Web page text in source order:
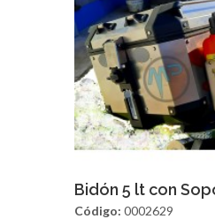
Agregar
Bidón 5 lt con
Código: 0002629